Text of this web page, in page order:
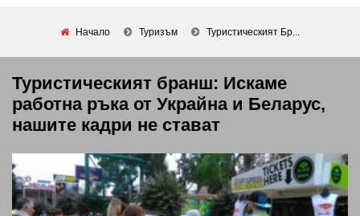
Начало Туризъм Туристическият Бр...
Туристическият бранш: Искаме
работна ръка от Украйна и Беларус,
нашите кадри не стават